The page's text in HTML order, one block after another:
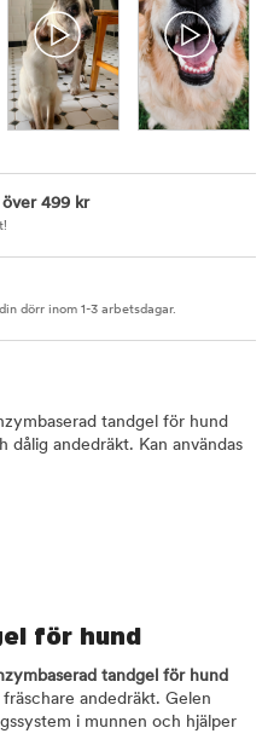
499 kr
dörr inom 1-3 arbetsdagar.
tandgel för hund
dålig andedräkt. Kan användas
för hund
tandgel för hund
andedräkt. Gelen
i munnen och hjälper